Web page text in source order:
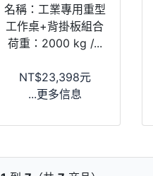
名稱：工業專用重型
工作桌+背掛板組合
荷重：2000 kg /...
NT$23,398元
...更多信息